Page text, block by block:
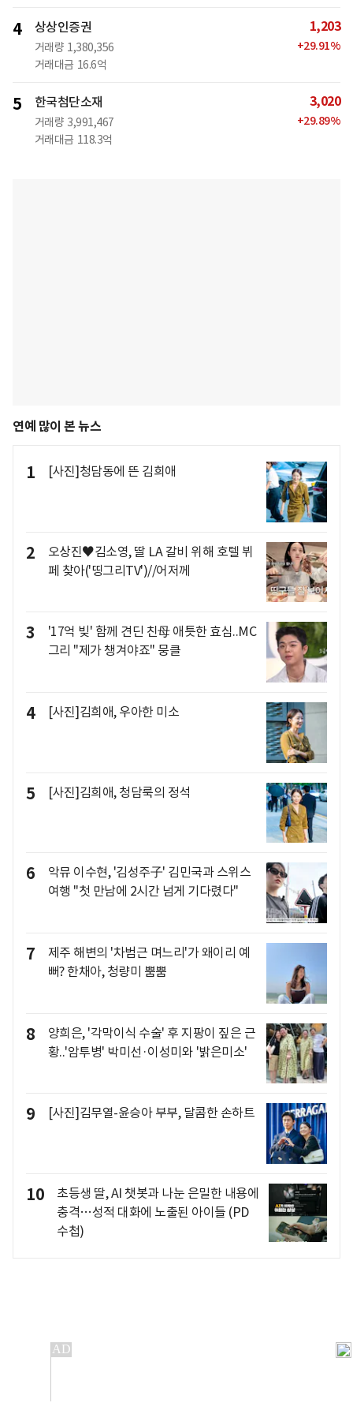
4 상상인증권
거래량 1,380,356
거래대금 16.6억
1,203
+29.91%
5 한국첨단소재
거래량 3,991,467
거래대금 118.3억
3,020
+29.89%
연예 많이 본 뉴스
1 [사진]청담동에 뜬 김희애
2
오상진♥김소영, 딸 LA 갈비 위해 호텔 뷔
페 찾아('띵그리TV')//어저께
3
'17억 빚' 함께 견딘 친母 애틋한 효심..MC
그리 "제가 챙겨야죠" 뭉클
4 [사진]김희애, 우아한 미소
5 [사진]김희애, 청담룩의 정석
6
악뮤 이수현, '김성주子' 김민국과 스위스
여행 "첫 만남에 2시간 넘게 기다렸다"
7
제주 해변의 '차범근 며느리'가 왜이리 예
뻐? 한채아, 청량미 뿜뿜
8
양희은, '각막이식 수술' 후 지팡이 짚은 근
황..'암투병' 박미선·이성미와 '밝은미소'
9 [사진]김무열-윤승아 부부, 달콤한 손하트
10
초등생 딸, AI 챗봇과 나눈 은밀한 내용에
충격…성적 대화에 노출된 아이들 (PD
수첩)